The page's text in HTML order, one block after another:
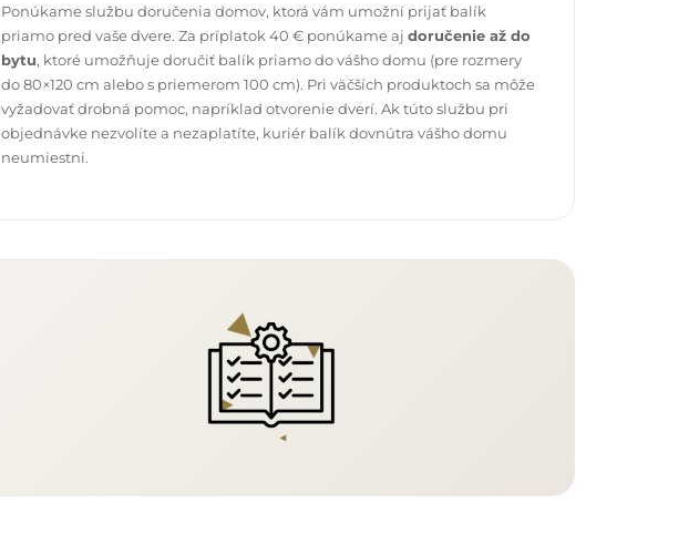
Ponúkame službu doručenia domov, ktorá vám umožní prijať balík
priamo pred vaše dvere. Za príplatok 40 € ponúkame aj doručenie až do
bytu, ktoré umožňuje doručiť balík priamo do vášho domu (pre rozmery
do 80×120 cm alebo s priemerom 100 cm). Pri väčších produktoch sa môže
vyžadovať drobná pomoc, napríklad otvorenie dverí. Ak túto službu pri
objednávke nezvolíte a nezaplatíte, kuriér balík dovnútra vášho domu
neumiestni.